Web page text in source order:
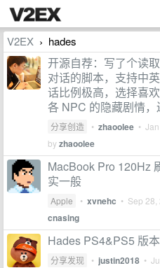
V2EX › hades
开源自荐：写了个读
对话的脚本，支持中
话比例极高，选择喜
各 NPC 的隐藏剧情
分享创造 • zhaoolee •
byzhaoolee
MacBook Pro 120Hz
实一般
Apple • xvnehc • Sep 28,
cnasing
Hades PS4&PS5 版
分享发现 • justin2018 •